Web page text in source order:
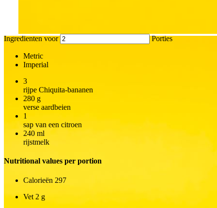
Ingredienten voor Porties
Metric
Imperial
3
rijpe Chiquita-bananen
280 g
verse aardbeien
1
sap van een citroen
240 ml
rijstmelk
Nutritional values per portion
Calorieën 297
Vet2 g